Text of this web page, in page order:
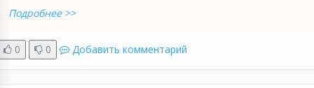
Подробнее >>
0 0 Добавить комментарий